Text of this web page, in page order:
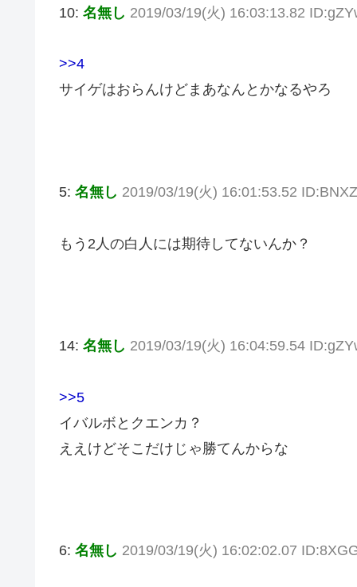
10: 名無し 2019/03/19(火) 16:03:13.82
>>4
サイゲはおらんけどまあなんとかなるやろ
5: 名無し 2019/03/19(火) 16:01:53.52
もう2人の白人には期待してないんか？
14: 名無し 2019/03/19(火) 16:04:59.54
>>5
イバルボとクエンカ？
ええけどそこだけじゃ勝てんからな
6: 名無し 2019/03/19(火) 16:02:02.07